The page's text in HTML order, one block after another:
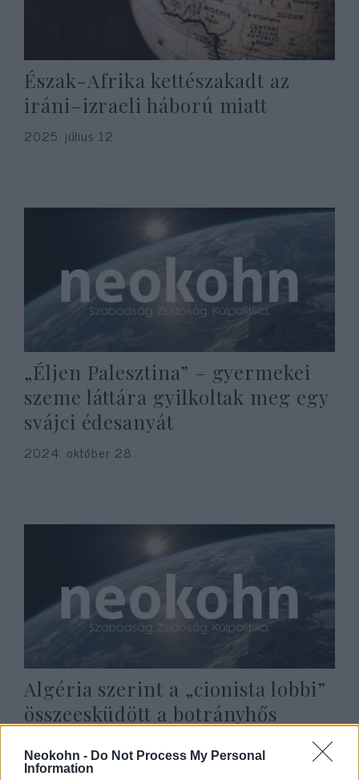
Neokohn - Do Not Process My Personal
Information
Észak-Afrika kettészakadt az
iráni–izraeli háború miatt
2025. július 12.
„Éljen Palesztina” – gyermekei
szeme láttára gyilkoltak meg egy
svájci édesanyát
2024. október 28.
Algéria szerint a „cionista lobbi”
összeesküdött a botrányhős
2024. augusztus 7.